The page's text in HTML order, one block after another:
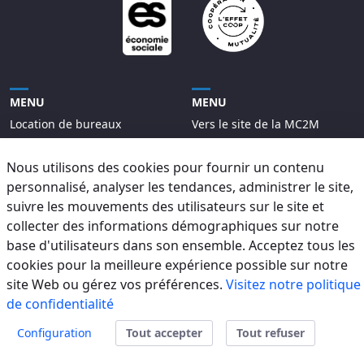
MENU
Location de bureaux
Projets
Contact
MENU
Vers le site de la MC2M
2025 Site web développé par
Nous utilisons des cookies pour fournir un contenu
personnalisé, analyser les tendances, administrer le site,
suivre les mouvements des utilisateurs sur le site et
collecter des informations démographiques sur notre
base d'utilisateurs dans son ensemble. Acceptez tous les
cookies pour la meilleure expérience possible sur notre
site Web ou gérez vos préférences. Visitez notre politique
de confidentialité
Configuration Tout accepter Tout refuser